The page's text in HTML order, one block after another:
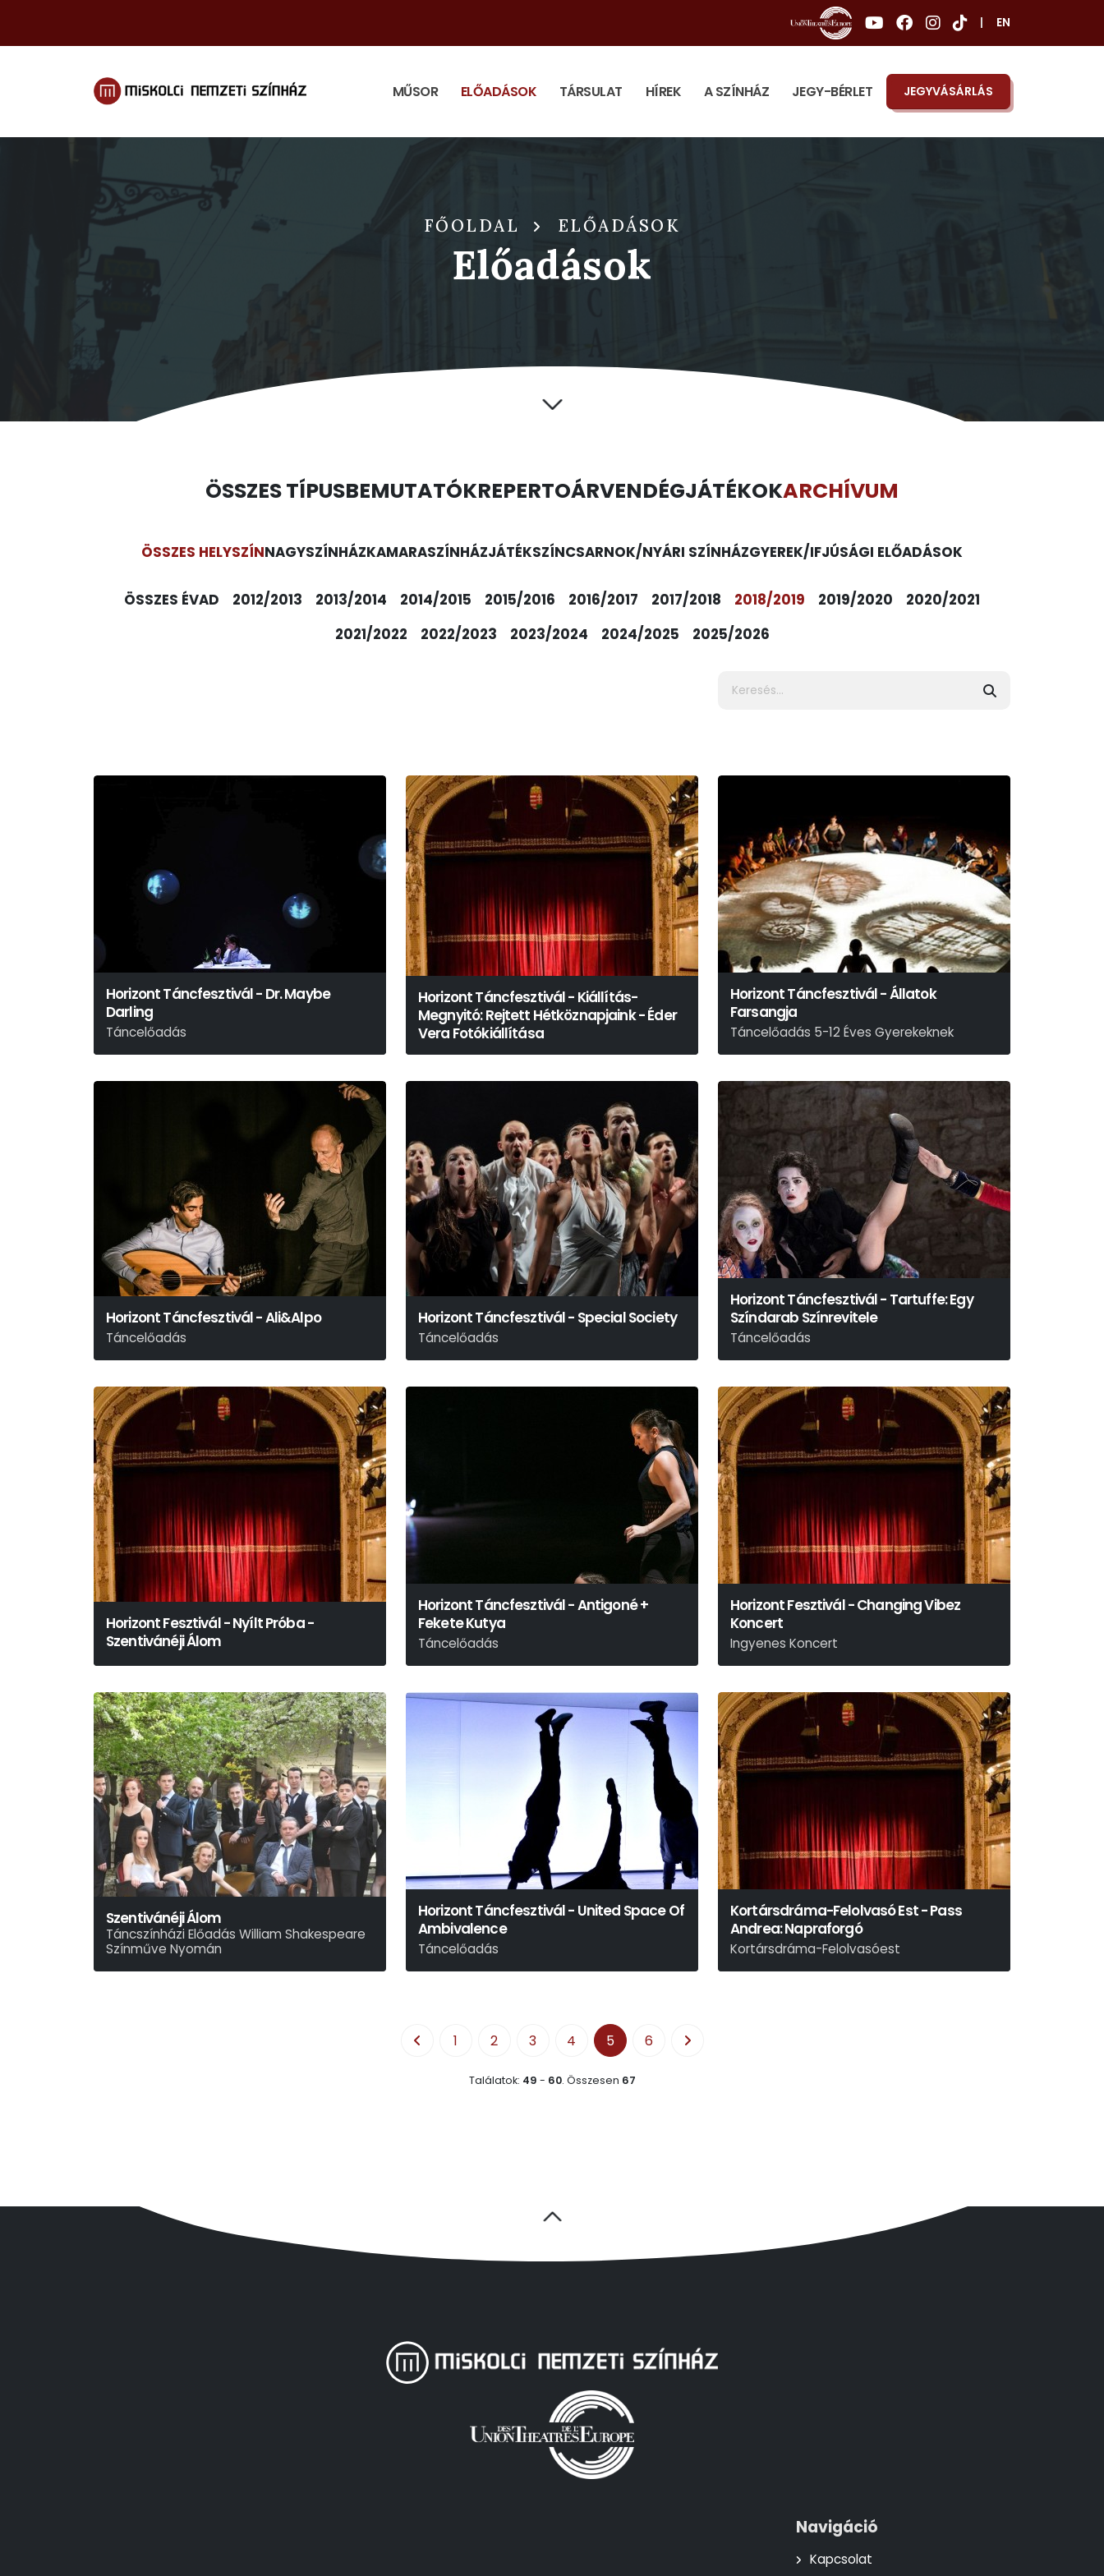
EN
MŰSOR ELŐADÁSOK TÁRSULAT HÍREK A SZÍNHÁZ JEGY-BÉRLET JEGYVÁSÁRLÁS
FŐOLDAL ELŐADÁSOK
Előadások
ÖSSZES TÍPUSBEMUTATÓKREPERTOÁRVENDÉGJÁTÉKOKARCHÍVUM
ÖSSZES HELYSZÍNNAGYSZÍNHÁZKAMARASZÍNHÁZJÁTÉKSZÍNCSARNOK/NYÁRI SZÍNHÁZGYEREK/IFJÚSÁGI ELŐADÁSOK
ÖSSZES ÉVAD 2012/2013 2013/2014 2014/2015 2015/2016 2016/2017 2017/2018 2018/2019 2019/2020
2020/2021
2021/2022
2022/2023 2023/2024 2024/2025 2025/2026
Horizont Táncfesztivál - Dr. Maybe
Darling
Táncelőadás
Horizont Táncfesztivál - Kiállítás-
Megnyitó: Rejtett Hétköznapjaink - Éder
Vera Fotókiállítása
Horizont Táncfesztivál - Állatok
Farsangja
Táncelőadás 5-12 Éves Gyerekeknek
Horizont Táncfesztivál - Ali&Alpo
Táncelőadás
Horizont Táncfesztivál - Special Society
Táncelőadás
Horizont Táncfesztivál - Tartuffe: Egy
Színdarab Színrevitele
Táncelőadás
Horizont Fesztivál - Nyílt Próba -
Szentivánéji Álom
Horizont Táncfesztivál - Antigoné +
Fekete Kutya
Táncelőadás
Horizont Fesztivál - Changing Vibez
Koncert
Ingyenes Koncert
Szentivánéji Álom
Táncszínházi Előadás William Shakespeare
Színműve Nyomán
Horizont Táncfesztivál - United Space Of
Ambivalence
Táncelőadás
Kortársdráma-Felolvasó Est - Pass
Andrea: Napraforgó
Kortársdráma-Felolvasóest
Pass Andrea
1 2 3 4 5 6
Találatok: 49 - 60. Összesen 67
Navigáció
Kapcsolat